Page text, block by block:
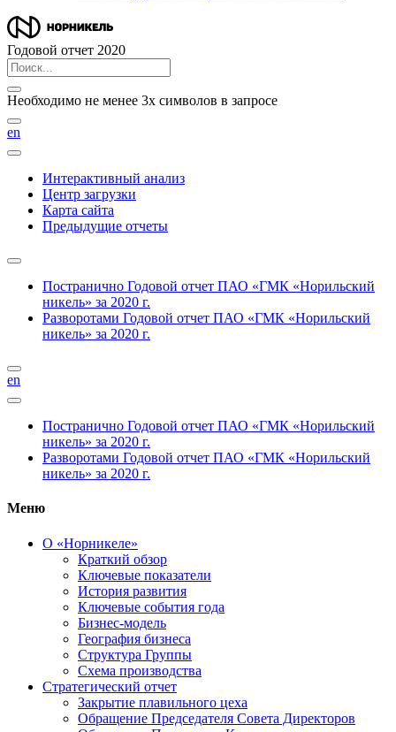
Годовой отчет 2020
Необходимо не менее 3х символов в запросе
en
Интерактивный анализ
Центр загрузки
Карта сайта
Предыдущие отчеты
Постранично Годовой отчет ПАО «ГМК «Норильский
никель» за 2020 г.
Разворотами Годовой отчет ПАО «ГМК «Норильский
никель» за 2020 г.
en
Постранично Годовой отчет ПАО «ГМК «Норильский
никель» за 2020 г.
Разворотами Годовой отчет ПАО «ГМК «Норильский
никель» за 2020 г.
Меню
О «Норникеле»
Краткий обзор
Ключевые показатели
История развития
Ключевые события года
Бизнес-модель
География бизнеса
Структура Группы
Схема производства
Стратегический отчет
Закрытие плавильного цеха
Обращение Председателя Совета Директоров